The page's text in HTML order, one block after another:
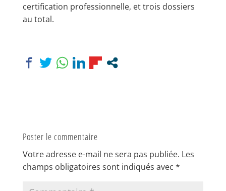
certification professionnelle, et trois dossiers
au total.
Poster le commentaire
Votre adresse e-mail ne sera pas publiée. Les
champs obligatoires sont indiqués avec *